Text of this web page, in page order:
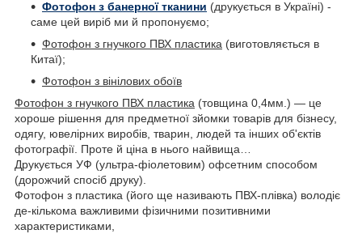
Фотофон з банерної тканини (друкується в Україні) -
саме цей виріб ми й пропонуємо;
Фотофон з гнучкого ПВХ пластика (виготовляється в
Китаї);
Фотофон з вінілових обоїв
Фотофон з гнучкого ПВХ пластика (товщина 0,4мм.) — це
хороше рішення для предметної зйомки товарів для бізнесу,
одягу, ювелірних виробів, тварин, людей та інших об'єктів
фотографії. Проте й ціна в нього найвища…
Друкується УФ (ультра-фіолетовим) офсетним способом
(дорожчий спосіб друку).
Фотофон з пластика (його ще називають ПВХ-плівка) володіє
де-кількома важливими фізичними позитивними
характеристиками,